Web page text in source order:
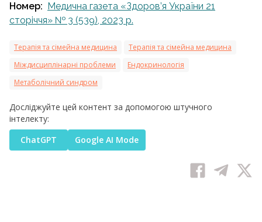
Номер:
Медична газета «Здоров’я України 21
сторіччя» № 3 (539), 2023 р.
Терапія та сімейна медицина
Терапія та сімейна медицина
Міждисциплінарні проблеми
Ендокринологія
Метаболічний синдром
Досліджуйте цей контент за допомогою штучного
інтелекту:
ChatGPT
Google AI Mode